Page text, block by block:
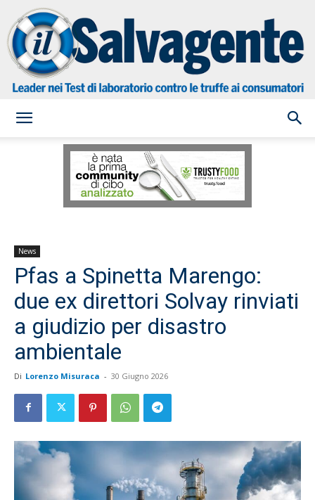
Salvagente
News
Pfas a Spinetta Marengo:
due ex direttori Solvay rinviati
a giudizio per disastro
ambientale
Di Lorenzo Misuraca - 30 Giugno 2026